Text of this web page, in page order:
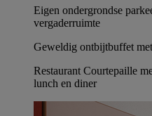
Eigen ondergrondse
vergaderruimte
Geweldig ontbijtbuffet
Restaurant Courtepaille
lunch en diner